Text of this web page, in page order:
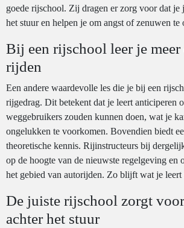
goede rijschool. Zij dragen er zorg voor dat je
het stuur en helpen je om angst of zenuwen te
Bij een rijschool leer je meer
rijden
Een andere waardevolle les die je bij een
rijgedrag. Dit betekent dat je leert anticiperen
weggebruikers zouden kunnen doen, wat je
ongelukken te voorkomen. Bovendien biedt
theoretische kennis. Rijinstructeurs bij
op de hoogte van de nieuwste regelgeving en
het gebied van autorijden. Zo blijft wat je leert
De juiste rijschool zorgt
achter het stuur